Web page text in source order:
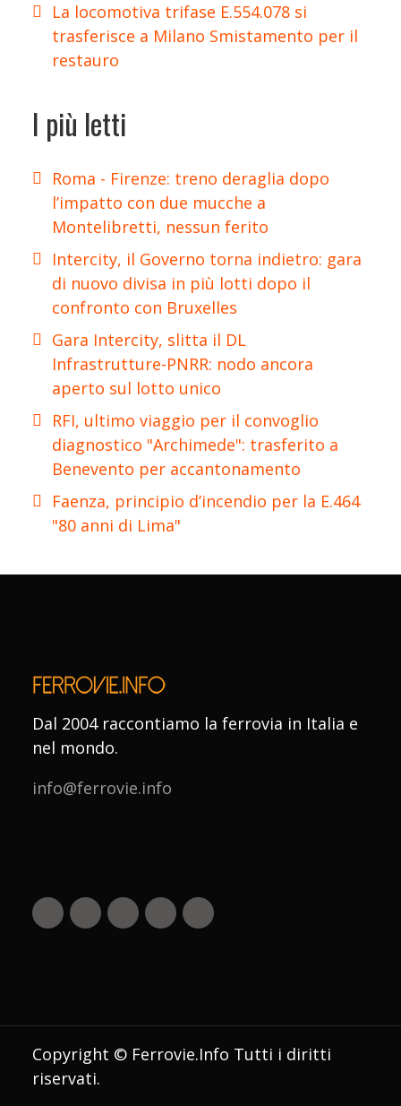
La locomotiva trifase E.554.078 si
trasferisce a Milano Smistamento per il
restauro
I più letti
Roma - Firenze: treno deraglia dopo
l’impatto con due mucche a
Montelibretti, nessun ferito
Intercity, il Governo torna indietro: gara
di nuovo divisa in più lotti dopo il
confronto con Bruxelles
Gara Intercity, slitta il DL
Infrastrutture-PNRR: nodo ancora
aperto sul lotto unico
RFI, ultimo viaggio per il convoglio
diagnostico "Archimede": trasferito a
Benevento per accantonamento
Faenza, principio d’incendio per la E.464
"80 anni di Lima"
Dal 2004 raccontiamo la ferrovia in Italia e
nel mondo.
info@ferrovie.info
Copyright © Ferrovie.Info Tutti i diritti
riservati.